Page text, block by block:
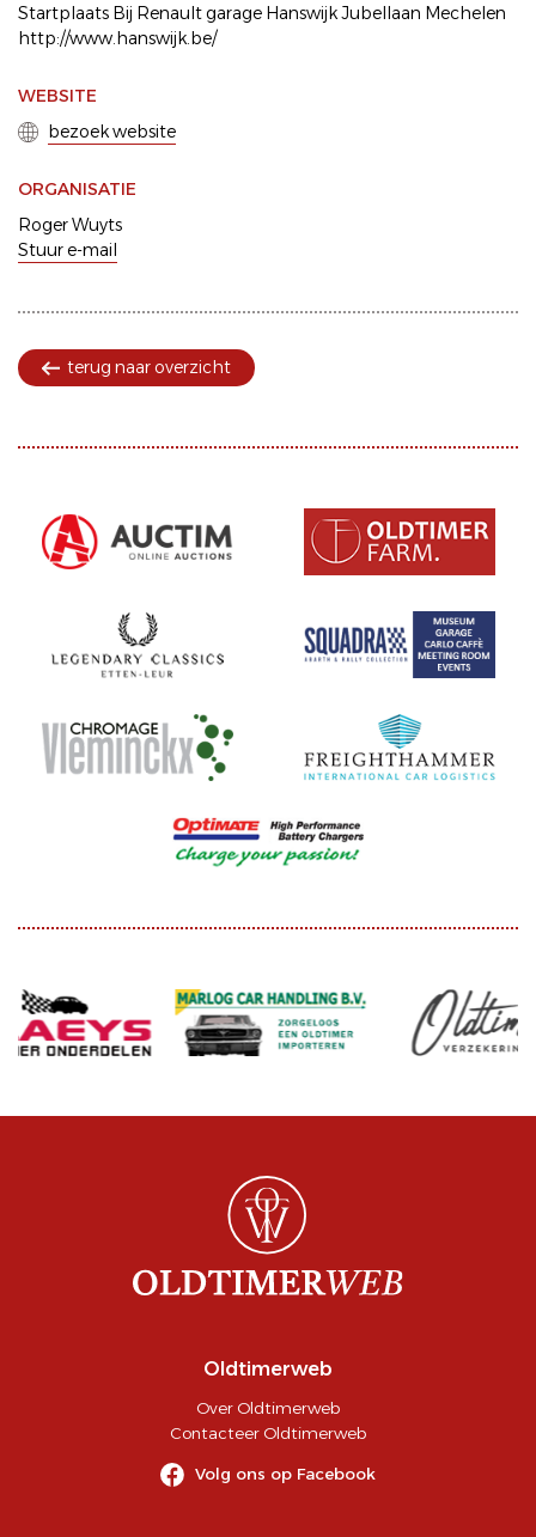
Startplaats Bij Renault garage Hanswijk Jubellaan Mechelen
http://www.hanswijk.be/
WEBSITE
bezoek website
ORGANISATIE
Roger Wuyts
Stuur e-mail
terug naar overzicht
Oldtimerweb
Over Oldtimerweb
Contacteer Oldtimerweb
Volg ons op Facebook